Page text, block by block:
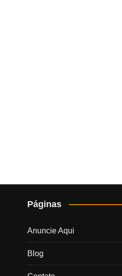
Páginas
Anuncie Aqui
Blog